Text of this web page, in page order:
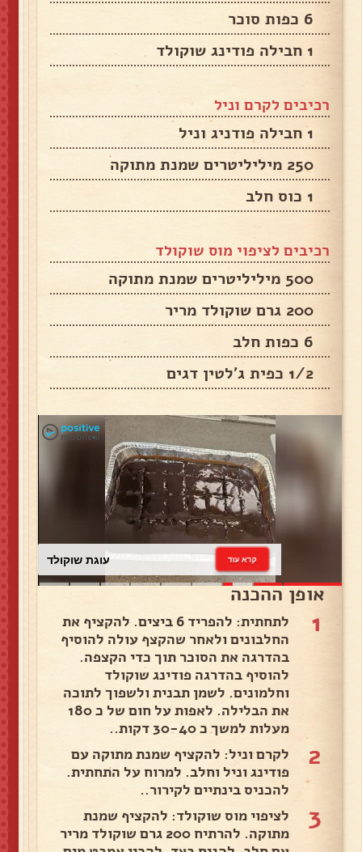
6 כפות סוכר
1 חבילה פודינג שוקולד
רכיבים לקרם וניל
1 חבילה פודניג וניל
250 מיליליטרים שמנת מתוקה
1 כוס חלב
רכיבים לציפוי מוס שוקולד
500 מיליליטרים שמנת מתוקה
200 גרם שוקולד מריר
6 כפות חלב
1/2 כפית ג'לטין דגים
עוגת שוקולד קרא עוד
אופן ההכנה
1
לתחתית: להפריד 6 ביצים. להקציף את
החלבונים ולאחר שהקצף עולה להוסיף
בהדרגה את הסוכר תוך כדי הקצפה.
להוסיף בהדרגה פודינג שוקולד
וחלמונים. לשמן תבנית ולשפוך לתוכה
את הבלילה. לאפות על חום של כ 180
מעלות למשך כ 30-40 דקות..
2
לקרם וניל: להקציף שמנת מתוקה עם
פודינג וניל וחלב. למרוח על התחתית.
להכניס בינתיים לקירור..
3
לציפוי מוס שוקולד: להקציף שמנת
מתוקה. להרתיח 200 גרם שוקולד מריר